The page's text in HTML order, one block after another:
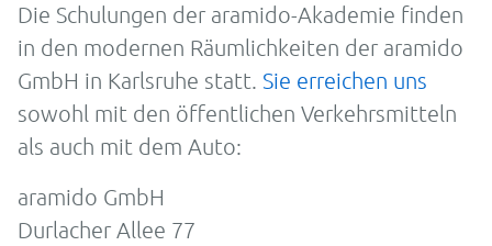
Die Schulungen der aramido-Akademie finden
in den modernen Räumlichkeiten der aramido
GmbH in Karlsruhe statt. Sie erreichen uns
sowohl mit den öffentlichen Verkehrsmitteln
als auch mit dem Auto:
aramido GmbH
Durlacher Allee 77